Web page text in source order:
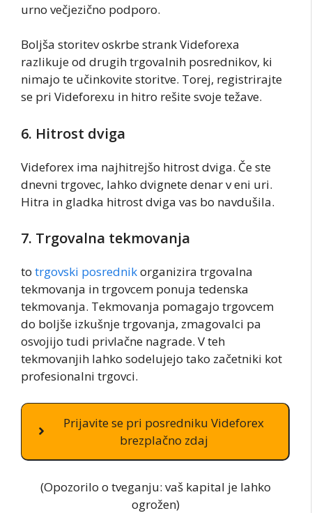
urno večjezično podporo.
Boljša storitev oskrbe strank Videforexa
razlikuje od drugih trgovalnih posrednikov, ki
nimajo te učinkovite storitve. Torej, registrirajte
se pri Videforexu in hitro rešite svoje težave.
6. Hitrost dviga
Videforex ima najhitrejšo hitrost dviga. Če ste
dnevni trgovec, lahko dvignete denar v eni uri.
Hitra in gladka hitrost dviga vas bo navdušila.
7. Trgovalna tekmovanja
to trgovski posrednikorganizira trgovalna
tekmovanja in trgovcem ponuja tedenska
tekmovanja. Tekmovanja pomagajo trgovcem
do boljše izkušnje trgovanja, zmagovalci pa
osvojijo tudi privlačne nagrade. V teh
tekmovanjih lahko sodelujejo tako začetniki kot
profesionalni trgovci.
Prijavite se pri posredniku Videforex
brezplačno zdaj
(Opozorilo o tveganju: vaš kapital je lahko
ogrožen)